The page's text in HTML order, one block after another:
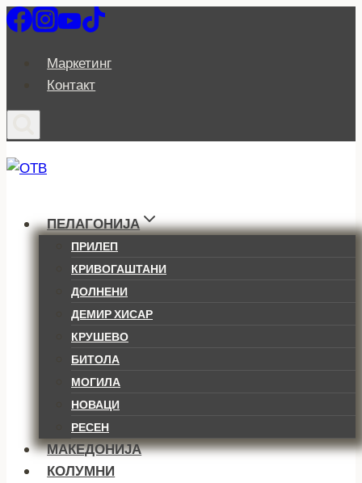
Skip
to
contentМаркетинг
Контакт
ПЕЛАГОНИЈА
ПРИЛЕП
КРИВОГАШТАНИ
ДОЛНЕНИ
ДЕМИР ХИСАР
КРУШЕВО
БИТОЛА
МОГИЛА
НОВАЦИ
РЕСЕН
МАКЕДОНИЈА
КОЛУМНИ